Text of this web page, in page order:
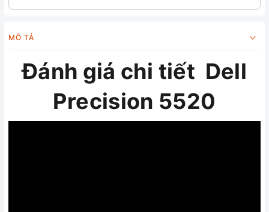
MÔ TẢ
Đánh giá chi tiết Dell
Precision 5520